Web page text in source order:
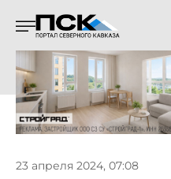
23 апреля 2024, 07:08